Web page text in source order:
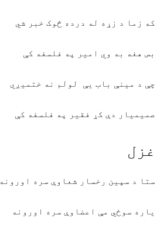
که زما د زړه له درده څوک خبر شي
بس هغه به وي امير په فلسفه کې
چې د مينې باب يې لولم نه ختميږي
صميميار دې کړ فقير په فلسفه کې
غزل
ستا د سپين رخسار شعاوې سره اورونه
ياره سوځي مې اعضاوې سره اورونه